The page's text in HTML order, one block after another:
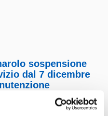
sospensione
dal 7 dicembre